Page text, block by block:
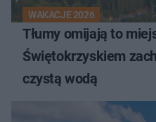
WAKACJE 2026
Tłumy omijają to
Świętokrzyskiem
czystą wodą